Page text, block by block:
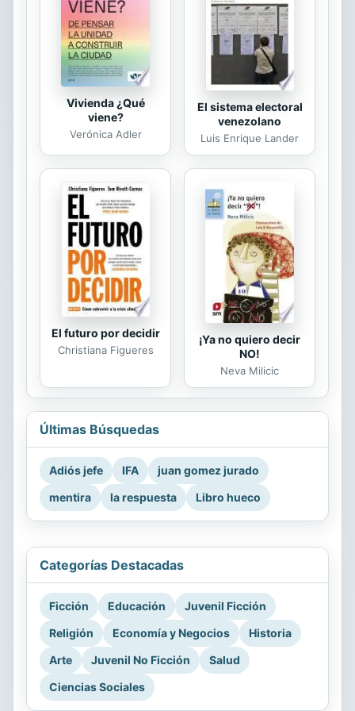
mas adecuada en cada contexto y en
cada situacion. Ademas, como los
usos de una lengua solo se apren-
den...
Vivienda ¿Qué
viene?
Verónica Adler
El sistema electoral
venezolano
Luis Enrique Lander
El futuro por decidir
Christiana Figueres
¡Ya no quiero decir
NO!
Neva Milicic
Últimas Búsquedas
Adiós jefe IFA
juan gomez jurado
mentira
la respuesta Libro hueco
Categorías Destacadas
Ficción Educación
Juvenil Ficción
Religión
Economía y Negocios
Historia
Arte
Juvenil No Ficción
Salud
Ciencias Sociales